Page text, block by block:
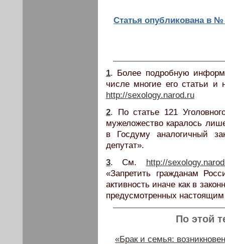
Cтатья опубликована в №
1. Более подробную
числе многие его статьи и
http://sexology.narod.ru
2. По статье 121
мужеложество каралось
в Госдуму аналогичный
депутат».
3. См.
http://
«Запретить гражданам
активность иначе как в
предусмотренных
По этой
«Брак и семья: